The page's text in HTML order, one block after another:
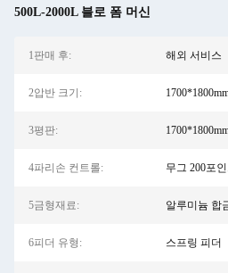
500L-2000L 블로 폼 머신
1판매 후: 해외 서비스
2압반 크기:
3평판:
4파리손 컨트롤: 무그 200포
5금형재료: 알루미늄 합
6피더 유형: 스프링 피더